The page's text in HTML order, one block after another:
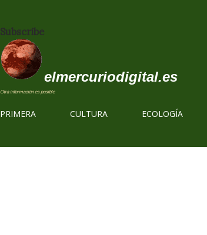
Subscribe
elmercuriodigital.es
Otra información es posible
PRIMERA CULTURA ECOLOGÍA